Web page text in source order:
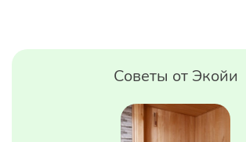
Советы от Экойи